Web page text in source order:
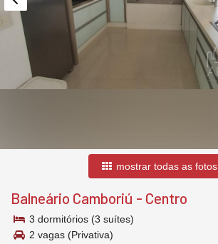
mostrar todas as fotos
Balneário Camboriú - Centro
3 dormitórios (3 suítes)
2 vagas (Privativa)